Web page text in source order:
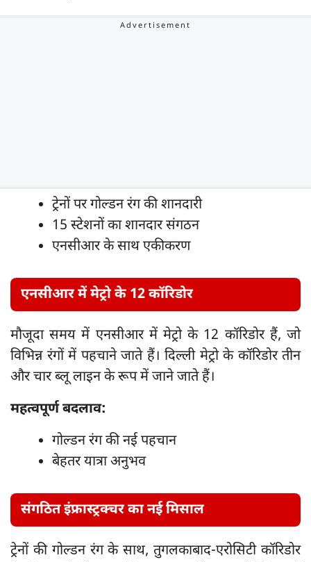
ट्रेनों पर गोल्डन रंग की शानदारी
15 स्टेशनों का शानदार संगठन
एनसीआर के साथ एकीकरण
एनसीआर में मेट्रो के 12 कॉरिडोर
मौजूदा समय में एनसीआर में मेट्रो के 12 कॉरिडोर हैं, जो
विभिन्न रंगों में पहचाने जाते हैं। दिल्ली मेट्रो के कॉरिडोर तीन
और चार ब्लू लाइन के रूप में जाने जाते हैं।
महत्वपूर्ण बदलाव:
गोल्डन रंग की नई पहचान
बेहतर यात्रा अनुभव
संगठित इंफ्रास्ट्रक्चर का नई मिसाल
ट्रेनों की गोल्डन रंग के साथ, तुगलकाबाद-एरोसिटी कॉरिडोर